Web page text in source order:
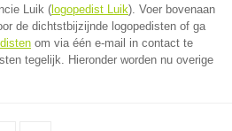
Luik ( logopedist Luik). Voer bovenaan
de dichtstbijzijnde logopedisten of ga
om via één e-mail in contact te
tegelijk. Hieronder worden nu overige